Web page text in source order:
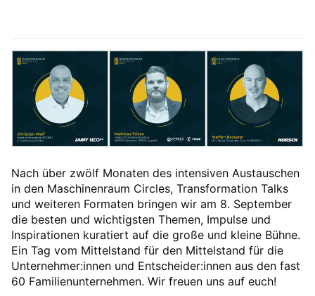
Nach über zwölf Monaten des intensiven Austauschen
in den Maschinenraum Circles, Transformation Talks
und weiteren Formaten bringen wir am 8. September
die besten und wichtigsten Themen, Impulse und
Inspirationen kuratiert auf die große und kleine Bühne.
Ein Tag vom Mittelstand für den Mittelstand für die
Unternehmer:innen und Entscheider:innen aus den fast
60 Familienunternehmen. Wir freuen uns auf euch!